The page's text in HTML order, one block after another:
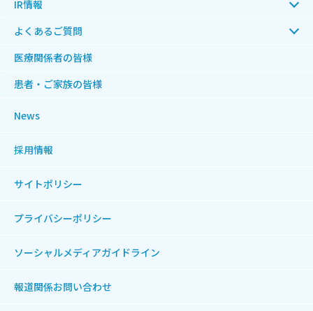
IR情報
よくあるご質問
医療関係者の皆様
患者・ご家族の皆様
News
採用情報
サイトポリシー
プライバシーポリシー
ソーシャルメディアガイドライン
報道関係お問い合わせ